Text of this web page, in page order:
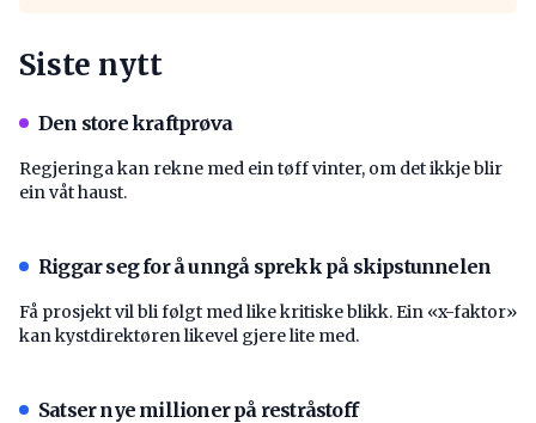
Siste nytt
Den store kraftprøva
Regjeringa kan rekne med ein tøff vinter, om det ikkje blir
ein våt haust.
Riggar seg for å unngå sprekk på skipstunnelen
Få prosjekt vil bli følgt med like kritiske blikk. Ein «x-faktor»
kan kystdirektøren likevel gjere lite med.
Satser nye millioner på restråstoff